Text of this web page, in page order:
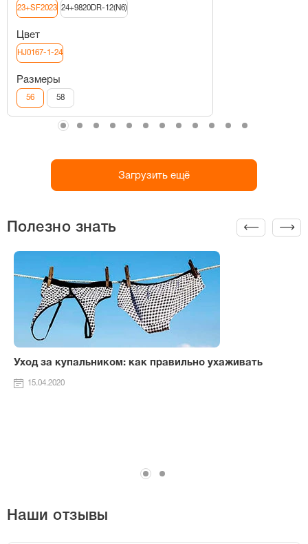
23+SF2023 24+9820DR-12(N6)
Цвет
HJ0167-1-24
Размеры
56 58
Загрузить ещё
Полезно знать
Уход за купальником: как правильно ухаживать
15.04.2020
Наши отзывы